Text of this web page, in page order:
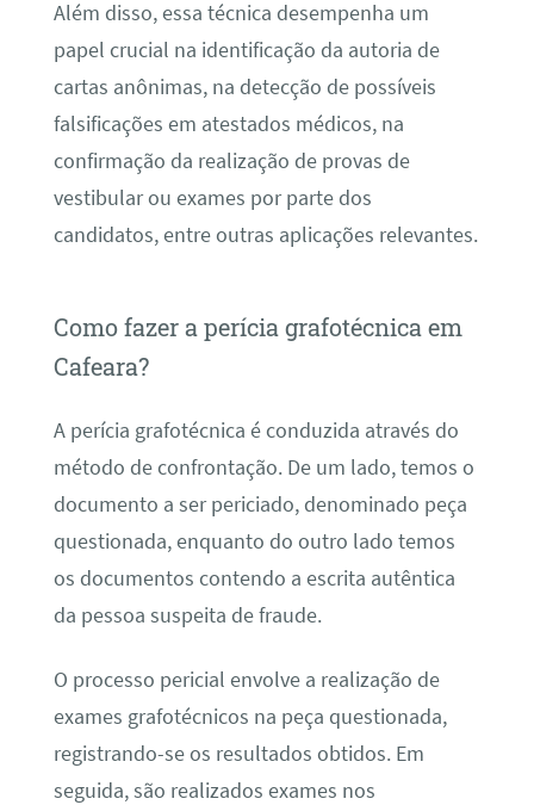
Além disso, essa técnica desempenha um
papel crucial na identificação da autoria de
cartas anônimas, na detecção de possíveis
falsificações em atestados médicos, na
confirmação da realização de provas de
vestibular ou exames por parte dos
candidatos, entre outras aplicações relevantes.
Como fazer a perícia grafotécnica em
Cafeara?
A perícia grafotécnica é conduzida através do
método de confrontação. De um lado, temos o
documento a ser periciado, denominado peça
questionada, enquanto do outro lado temos
os documentos contendo a escrita autêntica
da pessoa suspeita de fraude.
O processo pericial envolve a realização de
exames grafotécnicos na peça questionada,
registrando-se os resultados obtidos. Em
seguida, são realizados exames nos